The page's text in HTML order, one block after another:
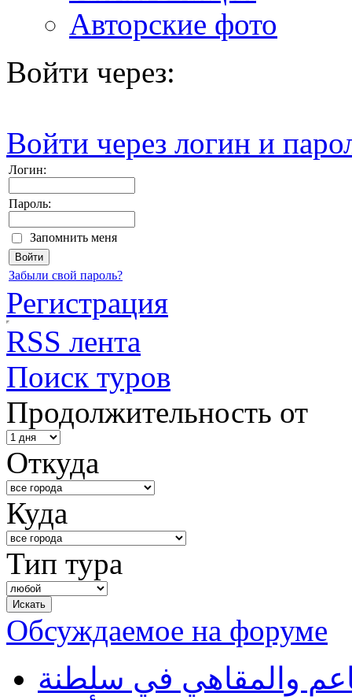
Авторские фото
Войти через:
Войти через логин и
Логин:
Пароль:
Запомнить меня
Забыли свой пароль?
Регистрация
RSS лента
Поиск туров
Продолжительность от
Откуда
Куда
Тип тура
Обсуждаемое на форуме
والمقاهي في سلطنة